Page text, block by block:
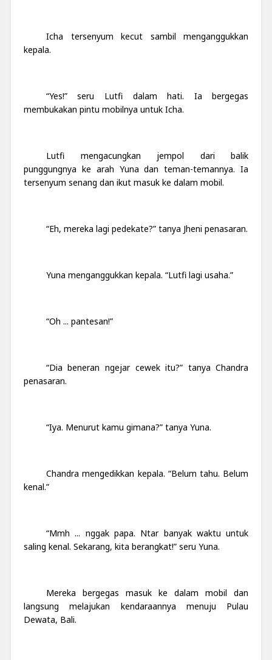
Icha tersenyum kecut sambil menganggukkan
kepala.
“Yes!” seru Lutfi dalam hati. Ia bergegas
membukakan pintu mobilnya untuk Icha.
Lutfi mengacungkan jempol dari balik
punggungnya ke arah Yuna dan teman-temannya. Ia
tersenyum senang dan ikut masuk ke dalam mobil.
“Eh, mereka lagi pedekate?” tanya Jheni penasaran.
Yuna menganggukkan kepala. “Lutfi lagi usaha.”
“Oh ... pantesan!”
“Dia beneran ngejar cewek itu?” tanya Chandra
penasaran.
“Iya. Menurut kamu gimana?” tanya Yuna.
Chandra mengedikkan kepala. “Belum tahu. Belum
kenal.”
“Mmh ... nggak papa. Ntar banyak waktu untuk
saling kenal. Sekarang, kita berangkat!” seru Yuna.
Mereka bergegas masuk ke dalam mobil dan
langsung melajukan kendaraannya menuju Pulau
Dewata, Bali.